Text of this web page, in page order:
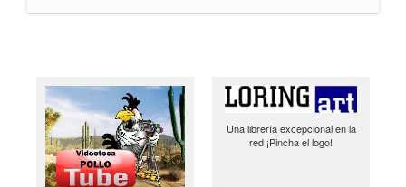
Una librería excepcional en la
red ¡Pincha el logo!